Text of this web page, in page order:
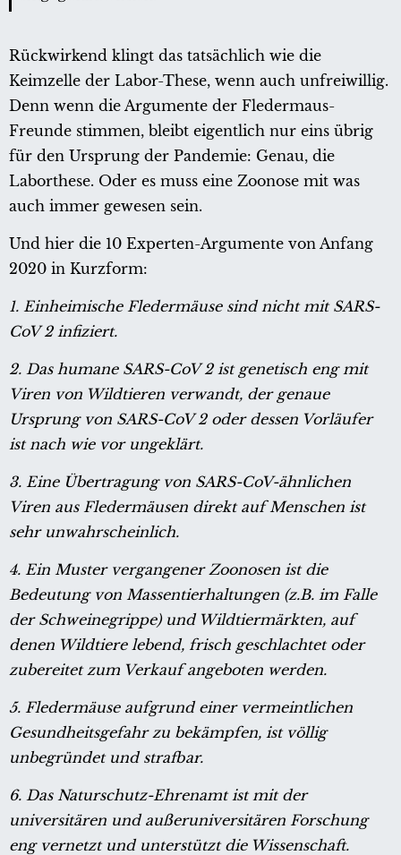
Rückwirkend klingt das tatsächlich wie die
Keimzelle der Labor-These, wenn auch unfreiwillig.
Denn wenn die Argumente der Fledermaus-
Freunde stimmen, bleibt eigentlich nur eins übrig
für den Ursprung der Pandemie: Genau, die
Laborthese. Oder es muss eine Zoonose mit was
auch immer gewesen sein.
Und hier die 10 Experten-Argumente von Anfang
2020 in Kurzform:
1. Einheimische Fledermäuse sind nicht mit SARS-
CoV 2 infiziert.
2. Das humane SARS-CoV 2 ist genetisch eng mit
Viren von Wildtieren verwandt, der genaue
Ursprung von SARS-CoV 2 oder dessen Vorläufer
ist nach wie vor ungeklärt.
3. Eine Übertragung von SARS-CoV-ähnlichen
Viren aus Fledermäusen direkt auf Menschen ist
sehr unwahrscheinlich.
4. Ein Muster vergangener Zoonosen ist die
Bedeutung von Massentierhaltungen (z.B. im Falle
der Schweinegrippe) und Wildtiermärkten, auf
denen Wildtiere lebend, frisch geschlachtet oder
zubereitet zum Verkauf angeboten werden.
5. Fledermäuse aufgrund einer vermeintlichen
Gesundheitsgefahr zu bekämpfen, ist völlig
unbegründet und strafbar.
6. Das Naturschutz-Ehrenamt ist mit der
universitären und außeruniversitären Forschung
eng vernetzt und unterstützt die Wissenschaft.